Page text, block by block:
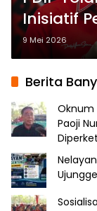
Inisiatif
Seperti
9 Mei 2026
Berita
Oknum
Paoji